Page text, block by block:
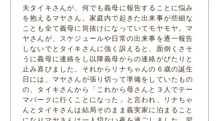
夫タイキさんが、何でも義母に報告することに悩み
を抱えるマヤさん。家庭内で起きた出来事が些細な
ことも全て義母に筒抜けになっていてモヤモヤ。マ
ヤさんが、スケジュールや日常の出来事を逐一報告
しないでとタイキさんに強く訴えると、面倒くさそ
うに義母に連絡をし以降義母からの連絡がぴたりと
止み喜びました。それからリナちゃんの６歳の誕生
日には、マヤさんが張り切って準備をしていたもの
の、タイキさんから「これから母さんと３人でテー
マパークに行くことになった」と言われ、リナちゃ
んとタイキさんは結局そのまま義実家に泊まること